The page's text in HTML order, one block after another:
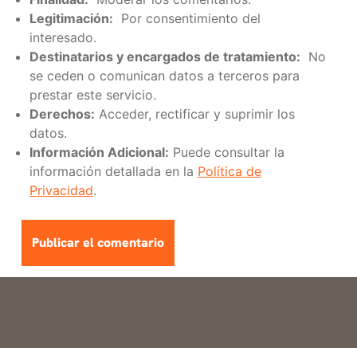
Legitimación: Por consentimiento del
interesado.
Destinatarios y encargados de tratamiento: No
se ceden o comunican datos a terceros para
prestar este servicio.
Derechos: Acceder, rectificar y suprimir los
datos.
Información Adicional: Puede consultar la
información detallada en la Política de
Privacidad.